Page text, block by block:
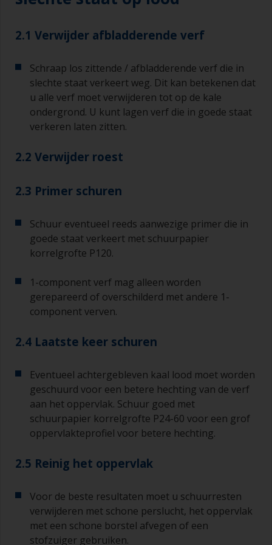
2.1 Verwijder afbladderende verf
Schraap los zittende / afbladderende verf die in
slechte staat verkeert weg. Dit kan betekenen dat
u alle verf moet verwijderen tot op de kale
ondergrond. U kunt lagen verf die in goede staat
verkeren laten zitten.
2.2 Verwijder roest
2.3 Primer schuren
Schuur eventueel reeds aanwezige primer die in
goede staat verkeert met schuurpapier
korrelgrofte P120.
1-component verf mag alleen worden
gerepareerd of overschilderd met andere 1-
component verven.
2.4 Laatste keer schuren
Eventueel achtergebleven kaal lood moet worden
geschuurd voor een betere hechting van de verf
aan het oppervlak. Schuur goed met
schuurpapier korrelgrofte P24-60 voor een grof
oppervlakteprofiel voor betere hechting.
2.5 Reinig het oppervlak
Voor de beste resultaten moet u schuurresten
verwijderen met schone perslucht, het oppervlak
met een schone borstel afvegen of een
stofzuiger gebruiken.